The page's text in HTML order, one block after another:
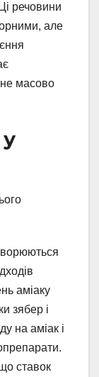
речовини
але
масово
аміаку
зябер і
на аміак і
ставок